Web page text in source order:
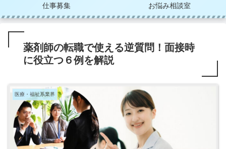
仕事募集 お悩み相談室
薬剤師の転職で使える逆質問！面接時
に役立つ６例を解説
医療・福祉系業界